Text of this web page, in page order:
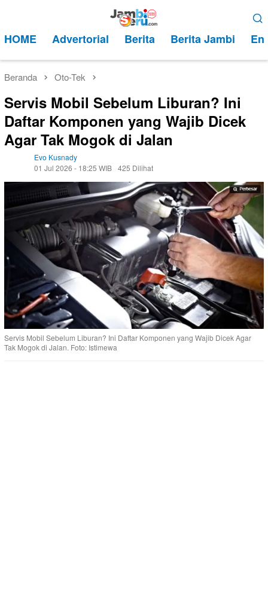
kontenMobile
HOME Advertorial Berita Berita Jambi
Beranda Oto-Tek
Servis Mobil Sebelum Liburan? Ini
Daftar Komponen yang Wajib Dicek
Agar Tak Mogok di Jalan
Evo Kusnady
01 Jul 2026 - 18:25 WIB 425 Dilihat
Servis Mobil Sebelum Liburan? Ini Daftar Komponen yang Wajib Dicek Agar
Tak Mogok di Jalan. Foto: Istimewa